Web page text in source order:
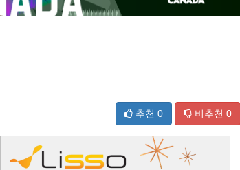
추천 0 비추천 0